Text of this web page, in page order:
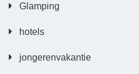
Glamping
hotels
jongerenvakantie